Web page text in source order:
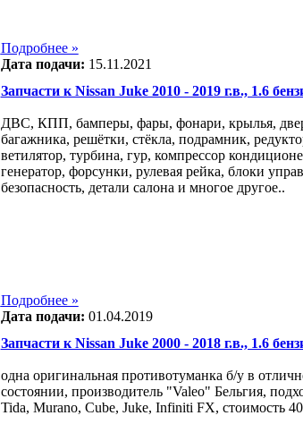
Подробнее »
Дата подачи: 15.11.2021
Запчасти к Nissan Juke 2010 - 2019 г.в., 1.6
ДВС, КПП, бамперы, фары, фонари, крылья,
багажника, решётки, стёкла, подрамник,
ветилятор, турбина, гур, компрессор
генератор, форсунки, рулевая рейка, блоки
безопасность, детали салона и многое другое..
Подробнее »
Дата подачи: 01.04.2019
Запчасти к Nissan Juke 2000 - 2018 г.в., 1.6
одна оригинальная противотуманка б/у в
состоянии, производитель "Valeo" Бельгия,
Tida, Murano, Cube, Juke, Infiniti FX, стоимость